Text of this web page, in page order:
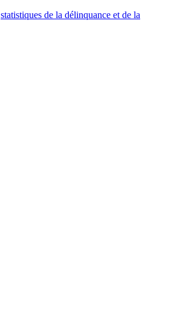
statistiques de la délinquance et de la